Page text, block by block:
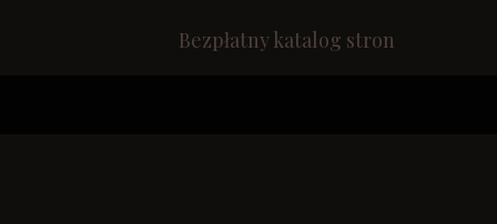
Bezpłatny katalog stron